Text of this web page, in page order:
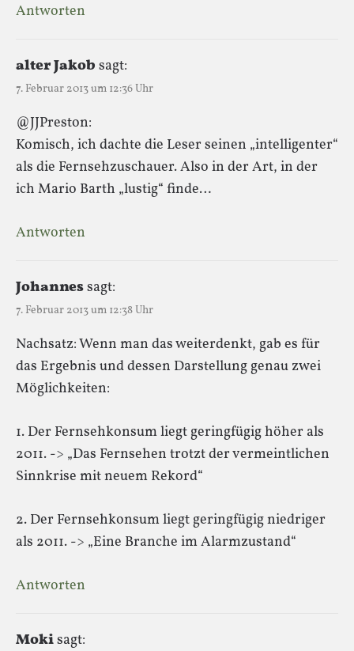
Antworten
alter Jakob sagt:
7. Februar 2013 um 12:36 Uhr
@JJPreston:
Komisch, ich dachte die Leser seinen „intelligenter“
als die Fernsehzuschauer. Also in der Art, in der
ich Mario Barth „lustig“ finde…
Antworten
Johannessagt:
7. Februar 2013 um 12:38 Uhr
Nachsatz: Wenn man das weiterdenkt, gab es für
das Ergebnis und dessen Darstellung genau zwei
Möglichkeiten:
1. Der Fernsehkonsum liegt geringfügig höher als
2011. -> „Das Fernsehen trotzt der vermeintlichen
Sinnkrise mit neuem Rekord“
2. Der Fernsehkonsum liegt geringfügig niedriger
als 2011. -> „Eine Branche im Alarmzustand“
Antworten
Mokisagt: